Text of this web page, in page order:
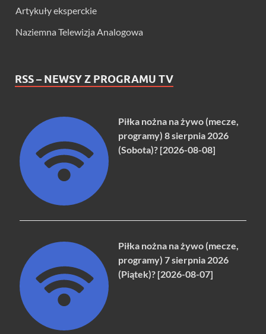
Artykuły eksperckie
Naziemna Telewizja Analogowa
RSS – NEWSY Z PROGRAMU TV
Piłka nożna na żywo (mecze,
programy) 8 sierpnia 2026
(Sobota)? [2026-08-08]
Piłka nożna na żywo (mecze,
programy) 7 sierpnia 2026
(Piątek)? [2026-08-07]